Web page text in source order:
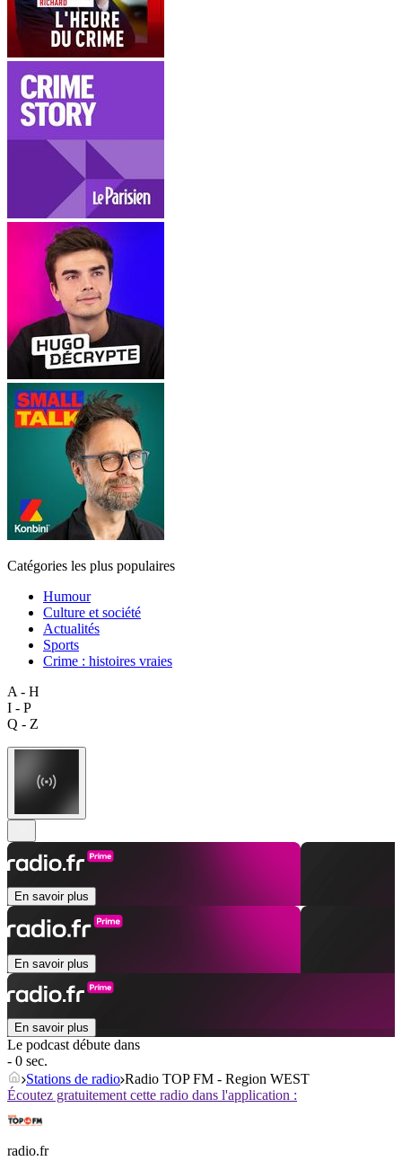
Catégories les plus populaires
Humour
Culture et société
Actualités
Sports
Crime : histoires vraies
A - H
I - P
Q - Z
En savoir plus
En savoir plus
En savoir plus
Le podcast débute dans
- 0 sec.
Stations de radio Radio TOP FM - Region WEST
Écoutez gratuitement cette radio dans l'application :
radio.fr